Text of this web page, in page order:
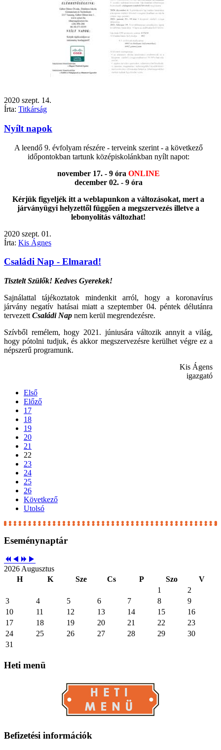
2020 szept. 14.
Írta: Titkárság
Nyílt napok
A leendő 9. évfolyam részére - terveink szerint - a következő
időpontokban tartunk középiskolánkban nyílt napot:
november 17. - 9 óra ONLINE
december 02. - 9 óra
Kérjük figyeljék itt a weblapunkon a változásokat, mert a
járványügyi helyzettől függően a megszervezés illetve a
lebonyolítás változhat!
2020 szept. 01.
Írta: Kis Ágnes
Családi Nap - Elmarad!
Tisztelt Szülők! Kedves Gyerekek!
Sajnálattal tájékoztatok mindenkit arról, hogy a koronavírus
járvány negatív hatásai miatt a szeptember 04. péntek délutánra
tervezett Családi Nap nem kerül megrendezésre.
Szívből remélem, hogy 2021. júniusára változik annyit a világ,
hogy pótolni tudjuk, és akkor megszervezésre kerülhet végre ez a
népszerű programunk.
Kis Ágens
igazgató
Első
Előző
17
18
19
20
21
22
23
24
25
26
Következő
Utolsó
Eseménynaptár
2026 Augusztus
H
K Sze Cs P Szo
V
1
2
3
4 5 6 7 8
9
10
11 12 13 14 15
16
17
18 19 20 21 22
23
24
25 26 27 28 29
30
31
Heti menü
Befizetési információk